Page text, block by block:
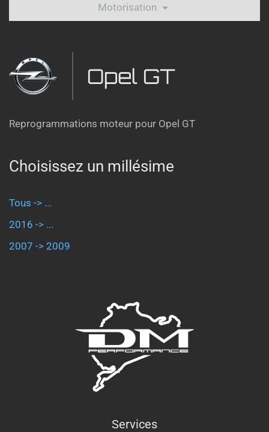
Motorisation
Opel GT
Reprogrammations moteur pour Opel GT
Choisissez un millésime
Tous -> ...
2016 -> ...
2007 -> 2009
Services